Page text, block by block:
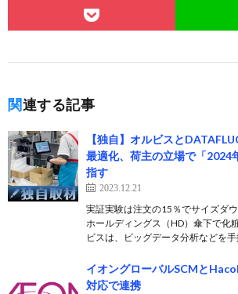
関連する記事
【独自】オルビスと
最適化、荷主の立場で「2024
指す
2023.12.21
実証実験は注文の15％でサイズダ
ホールディングス（HD）傘下で化
ビスは、ビッグデータ分析などを
イオングローバルSCMと
対応で連携